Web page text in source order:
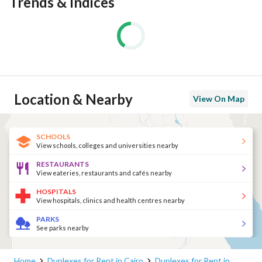
Location & Nearby View On Map
SCHOOLS
View schools, colleges and universities nearby
RESTAURANTS
View eateries, restaurants and cafés nearby
HOSPITALS
View hospitals, clinics and health centres nearby
PARKS
See parks nearby